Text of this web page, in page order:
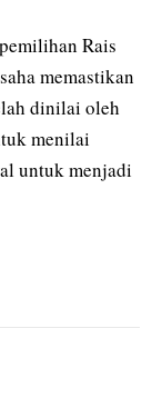
Rais
memastikan
dinilai oleh
menilai
untuk menjadi